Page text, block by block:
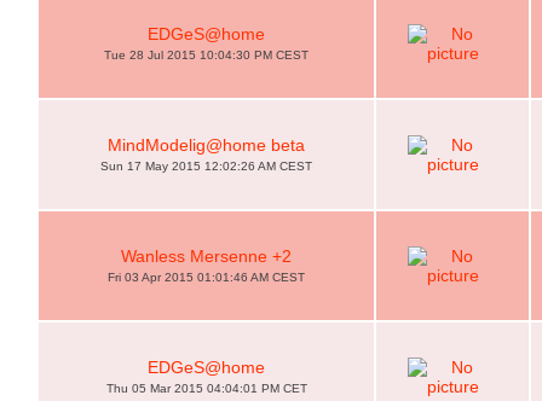
EDGeS@home
Tue 28 Jul 2015 10:04:30 PM CEST
MindModelig@home beta
Sun 17 May 2015 12:02:26 AM CEST
Wanless Mersenne +2
Fri 03 Apr 2015 01:01:46 AM CEST
EDGeS@home
Thu 05 Mar 2015 04:04:01 PM CET